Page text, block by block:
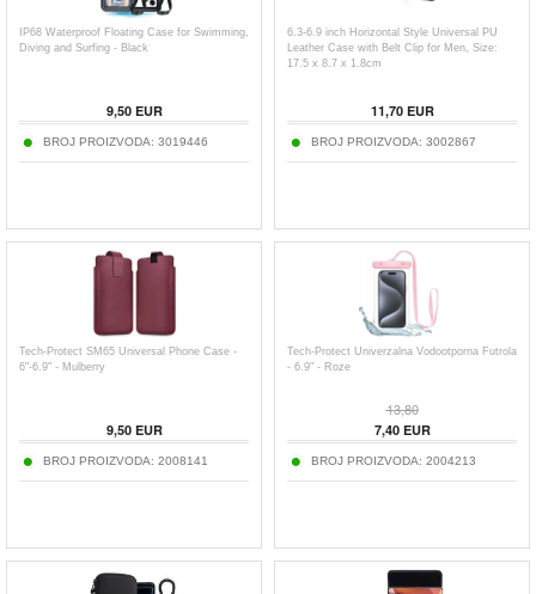
IP68 Waterproof Floating Case for Swimming,
Diving and Surfing - Black
9,50EUR
BROJ PROIZVODA: 3019446
6.3-6.9 inch Horizontal Style Universal PU
Leather Case with Belt Clip for Men, Size:
17.5 x 8.7 x 1.8cm
11,70EUR
BROJ PROIZVODA: 3002867
Tech-Protect SM65 Universal Phone Case -
6"-6.9" - Mulberry
9,50EUR
BROJ PROIZVODA: 2008141
Tech-Protect Univerzalna Vodootporna Futrola
- 6.9" - Roze
13,80
7,40EUR
BROJ PROIZVODA: 2004213